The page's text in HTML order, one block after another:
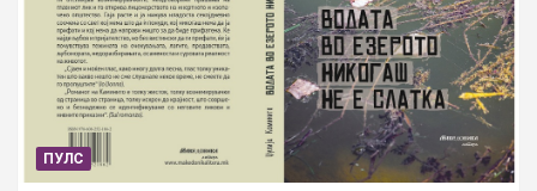
ПУЛС